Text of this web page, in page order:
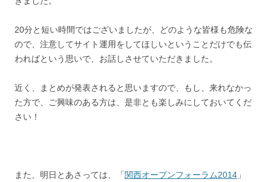
20分と短い時間ではございましたが、どのような皆様も危険な
ので、注意してサイト運用をしてほしいということだけでも伝
わればという思いで、お話しさせていただきました。
近く、まとめが発表されると思いますので、もし、来れなかっ
た方で、ご興味のある方は、是非とも楽しみにしておいてくだ
さい！
また、明日とあさっては、「関西オープンフォーラム2014 」